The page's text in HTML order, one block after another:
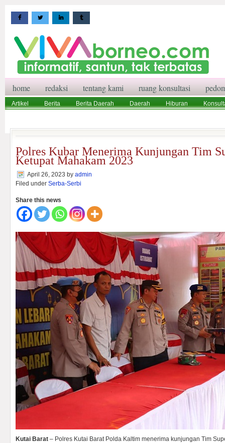
home redaksi tentang kami ruang konsultasi
Artikel Berita Berita Daerah Daerah Hiburan
Polres Kubar Menerima Kunjungan Tim
Ketupat Mahakam 2023
April 26, 2023 by admin
Filed under Serba-Serbi
Share this news
Kutai Barat – Polres Kutai Barat Polda Kaltim menerima kunjungan Tim